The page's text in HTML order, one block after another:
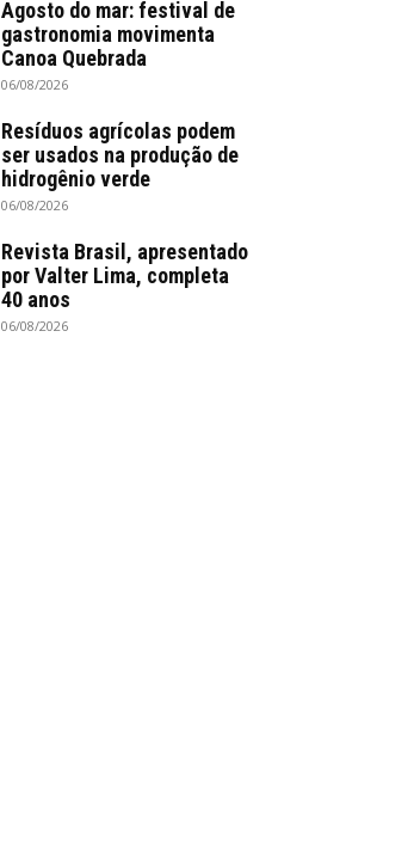
Agosto do mar: festival de
gastronomia movimenta
Canoa Quebrada
06/08/2026
Resíduos agrícolas podem
ser usados na produção de
hidrogênio verde
06/08/2026
Revista Brasil, apresentado
por Valter Lima, completa
40 anos
06/08/2026